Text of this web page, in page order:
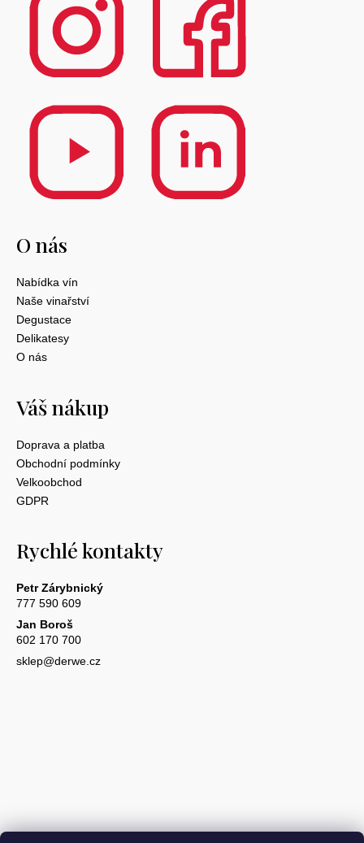
O nás
Nabídka vín
Naše vinařství
Degustace
Delikatesy
O nás
Váš nákup
Doprava a platba
Obchodní podmínky
Velkoobchod
GDPR
Rychlé kontakty
Petr Zárybnický
777 590 609
Jan Boroš
602 170 700
sklep@derwe.cz